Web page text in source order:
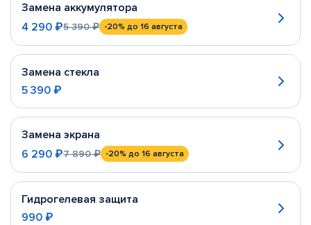
Замена аккумулятора
4 290 ₽5 390 ₽ -20% до 16 августа
Замена стекла
5 390 ₽
Замена экрана
6 290 ₽7 890 ₽ -20% до 16 августа
Гидрогелевая защита
990 ₽